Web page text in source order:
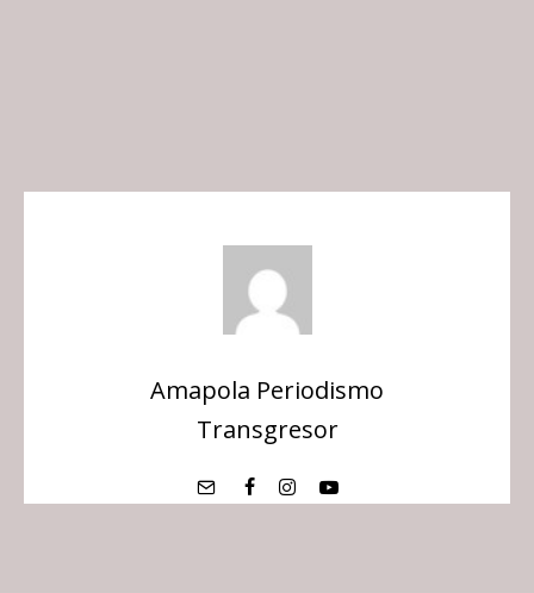
Amapola Periodismo
Transgresor